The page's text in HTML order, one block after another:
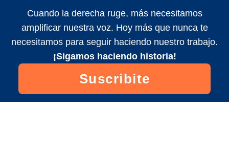
Cuando la derecha ruge, más necesitamos
amplificar nuestra voz. Hoy más que nunca te
necesitamos para seguir haciendo nuestro trabajo.
¡Sigamos haciendo historia!
Suscribite